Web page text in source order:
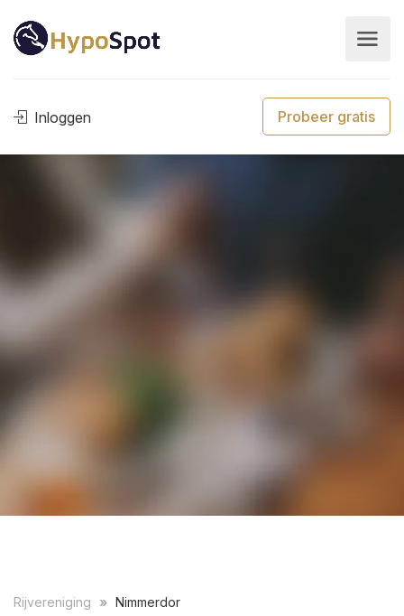
Inloggen Probeer gratis
Rijvereniging Nimmerdor